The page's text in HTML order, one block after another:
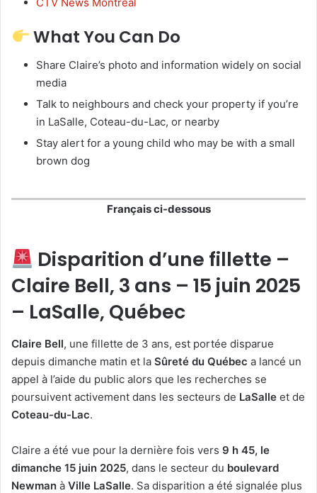
What You Can Do
Share Claire’s photo and information widely on social
media
Talk to neighbours and check your property if you’re
in LaSalle, Coteau-du-Lac, or nearby
Stay alert for a young child who may be with a small
brown dog
Français ci-dessous
Disparition d’une fillette –
Claire Bell, 3 ans – 15 juin 2025
– LaSalle, Québec
Claire Bell, une fillette de 3 ans, est portée disparue
depuis dimanche matin et la Sûreté du Québec a lancé un
appel à l’aide du public alors que les recherches se
poursuivent activement dans les secteurs de LaSalle et de
Coteau-du-Lac.
Claire a été vue pour la dernière fois vers 9 h 45, le
dimanche 15 juin 2025, dans le secteur du boulevard
Newman à Ville LaSalle. Sa disparition a été signalée plus